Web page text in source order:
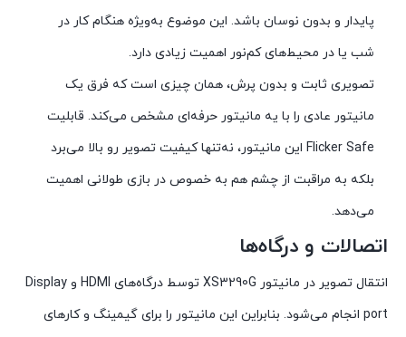
پایدار و بدون نوسان باشد. این موضوع به‌ویژه هنگام کار در
شب یا در محیط‌های کم‌نور اهمیت زیادی دارد.
تصویری ثابت و بدون پرش، همان چیزی است که فرق یک
مانیتور عادی را با یه مانیتور حرفه‌ای مشخص می‌کند. قابلیت
Flicker Safe این مانیتور، نه‌تنها کیفیت تصویر رو بالا می‌برد
بلکه به مراقبت از چشم هم به خصوص در بازی طولانی اهمیت
می‌دهد.
اتصالات و درگاه‌ها
انتقال تصویر در مانیتور XS3290G توسط درگاه‌های HDMI و Display
port انجام می‌شود. بنابراین این مانیتور را برای گیمینگ و کارهای